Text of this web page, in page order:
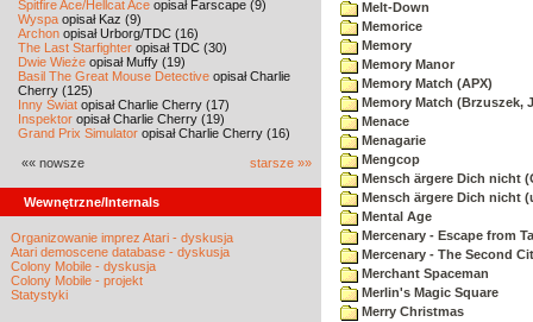
Spitfire Ace/Hellcat Ace opisał Farscape (9)
Wyspa opisał Kaz (9)
Archon opisał Urborg/TDC (16)
The Last Starfighter opisał TDC (30)
Dwie Wieże opisał Muffy (19)
Basil The Great Mouse Detective opisał Charlie
Cherry (125)
Inny Świat opisał Charlie Cherry (17)
Inspektor opisał Charlie Cherry (19)
Grand Prix Simulator opisał Charlie Cherry (16)
«« nowsze starsze »»
Wewnętrzne/Internals
Organizowanie imprez Atari - dyskusja
Atari demoscene database - dyskusja
Colony Mobile - dyskusja
Colony Mobile - projekt
Statystyki
Melt-Down
Memorice
Memory
Memory Manor
Memory Match (APX)
Memory Match (Brzuszek,
Menace
Menagarie
Mengcop
Mensch ärgere Dich nicht
Mensch ärgere Dich nicht
Mental Age
Mercenary - Escape from
Mercenary - The Second
Merchant Spaceman
Merlin's Magic Square
Merry Christmas